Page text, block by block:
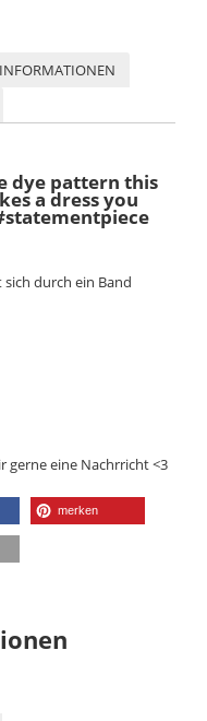
dye pattern this
a dress you
durch ein Band
gerne eine Nachrricht <3
merken